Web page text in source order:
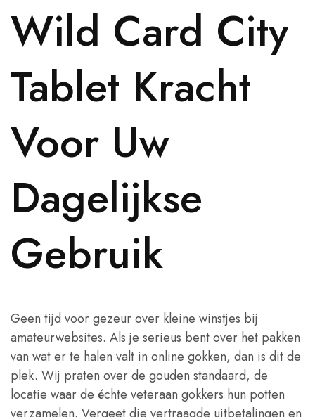
Wild Card City
Tablet Kracht
Voor Uw
Dagelijkse
Gebruik
Geen tijd voor gezeur over kleine winstjes bij
amateurwebsites. Als je serieus bent over het pakken
van wat er te halen valt in online gokken, dan is dit de
plek. Wij praten over de gouden standaard, de
locatie waar de échte veteraan gokkers hun potten